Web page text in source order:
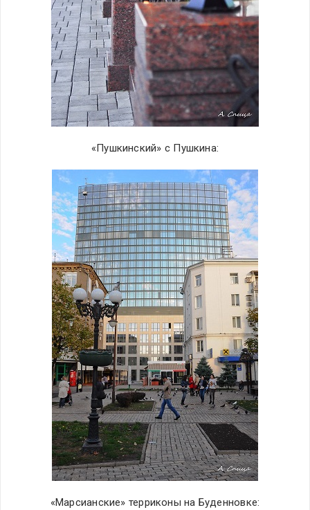
«Пушкинский» с Пушкина:
«Марсианские» терриконы на Буденновке: